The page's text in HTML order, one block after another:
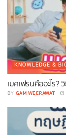
KNOWLEDGE &
เมคเฟรนคืออะไร?
BY GAM WEERAWAT